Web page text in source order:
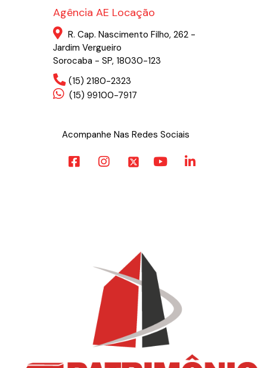
Agência AE Locação
R. Cap. Nascimento Filho, 262 -
Jardim Vergueiro
Sorocaba - SP, 18030-123
(15) 2180-2323
(15) 99100-7917
Acompanhe Nas Redes Sociais